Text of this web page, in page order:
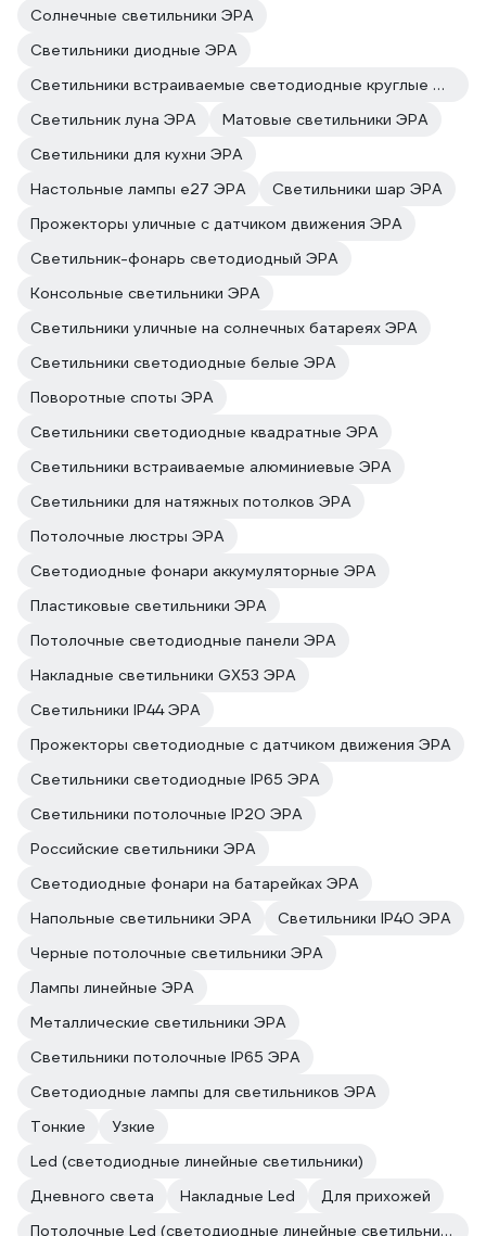
Солнечные светильники ЭРА
Светильники диодные ЭРА
Светильники встраиваемые светодиодные круглые ЭРА
Светильник луна ЭРА
Матовые светильники ЭРА
Светильники для кухни ЭРА
Настольные лампы e27 ЭРА
Светильники шар ЭРА
Прожекторы уличные с датчиком движения ЭРА
Светильник-фонарь светодиодный ЭРА
Консольные светильники ЭРА
Светильники уличные на солнечных батареях ЭРА
Светильники светодиодные белые ЭРА
Поворотные споты ЭРА
Светильники светодиодные квадратные ЭРА
Светильники встраиваемые алюминиевые ЭРА
Светильники для натяжных потолков ЭРА
Потолочные люстры ЭРА
Светодиодные фонари аккумуляторные ЭРА
Пластиковые светильники ЭРА
Потолочные светодиодные панели ЭРА
Накладные светильники GX53 ЭРА
Светильники IP44 ЭРА
Прожекторы светодиодные с датчиком движения ЭРА
Светильники светодиодные IP65 ЭРА
Светильники потолочные IP20 ЭРА
Российские светильники ЭРА
Светодиодные фонари на батарейках ЭРА
Напольные светильники ЭРА
Светильники IP40 ЭРА
Черные потолочные светильники ЭРА
Лампы линейные ЭРА
Металлические светильники ЭРА
Светильники потолочные IP65 ЭРА
Светодиодные лампы для светильников ЭРА
Тонкие
Узкие
Led (светодиодные линейные светильники)
Дневного света
Накладные Led
Для прихожей
Потолочные Led (светодиодные линейные светильники)